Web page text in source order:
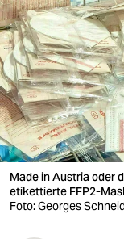
sport
berlin
nord
wahrheit
verlag
verlag
Made in Austria oder
etikettierte FFP2-
Foto: Georges